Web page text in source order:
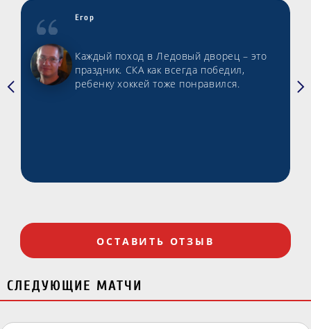
Егор
Каждый поход в Ледовый дворец – это
праздник. СКА как всегда победил,
ребенку хоккей тоже понравился.
ОСТАВИТЬ ОТЗЫВ
СЛЕДУЮЩИЕ МАТЧИ